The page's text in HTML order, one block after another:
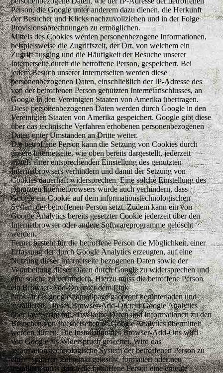
Person, die Google unter anderem dazu dienen, die Herkunft
der Besucher und Klicks nachzuvollziehen und in der Folge
Provisionsabrechnungen zu ermöglichen.
Mittels des Cookies werden personenbezogene Informationen,
beispielsweise die Zugriffszeit, der Ort, von welchem ein
Zugriff ausging und die Häufigkeit der Besuche unserer
Internetseite durch die betroffene Person, gespeichert. Bei
jedem Besuch unserer Internetseiten werden diese
personenbezogenen Daten, einschließlich der IP-Adresse des
von der betroffenen Person genutzten Internetanschlusses, an
Google in den Vereinigten Staaten von Amerika übertragen.
Diese personenbezogenen Daten werden durch Google in den
Vereinigten Staaten von Amerika gespeichert. Google gibt diese
über das technische Verfahren erhobenen personenbezogenen
Daten unter Umständen an Dritte weiter.
Die betroffene Person kann die Setzung von Cookies durch
unsere Internetseite, wie oben bereits dargestellt, jederzeit
mittels einer entsprechenden Einstellung des genutzten
Internetbrowsers verhindern und damit der Setzung von
Cookies dauerhaft widersprechen. Eine solche Einstellung des
genutzten Internetbrowsers würde auch verhindern, dass
Google ein Cookie auf dem informationstechnologischen
System der betroffenen Person setzt. Zudem kann ein von
Google Analytics bereits gesetzter Cookie jederzeit über den
Internetbrowser oder andere Softwareprogramme gelöscht
werden.
Ferner besteht für die betroffene Person die Möglichkeit, einer
Erfassung der durch Google Analytics erzeugten, auf eine
Nutzung dieser Internetseite bezogenen Daten sowie der
Verarbeitung dieser Daten durch Google zu widersprechen und
eine solche zu verhindern. Hierzu muss die betroffene Person
ein Browser-Add-On unter dem Link
https://tools.google.com/dlpage/gaoptout herunterladen und
installieren. Dieses Browser-Add-On teilt Google Analytics
über JavaScript mit, dass keine Daten und Informationen zu den
Besuchen von Internetseiten an Google Analytics übermittelt
werden dürfen. Die Installation des Browser-Add-Ons wird
von Google als Widerspruch gewertet. Wird das
informationstechnologische System der betroffenen Person zu
einem späteren Zeitpunkt gelöscht, formatiert oder neu
installiert, muss durch die betroffene Person eine erneute